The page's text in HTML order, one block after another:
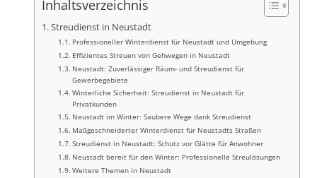
Inhaltsverzeichnis
Streudienst in Neustadt
Professioneller Winterdienst für Neustadt und Umgebung
Effizientes Streuen von Gehwegen in Neustadt
Neustadt: Zuverlässiger Räum- und Streudienst für
Gewerbegebiete
Winterliche Sicherheit: Streudienst in Neustadt für
Privatkunden
Neustadt im Winter: Saubere Wege dank Streudienst
Maßgeschneiderter Winterdienst für Neustadts Straßen
Streudienst in Neustadt: Schutz vor Glätte für Anwohner
Neustadt bereit für den Winter: Professionelle Streulösungen
Weitere Themen in Neustadt